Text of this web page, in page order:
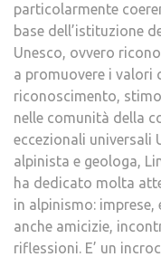
particolarmente
base dell’istituzione
Unesco, ovvero
a promuovere i valori
riconoscimento,
nelle comunità della
eccezionali universali
alpinista e geologa,
ha dedicato molta
in alpinismo:
anche amicizie,
riflessioni. E’ un